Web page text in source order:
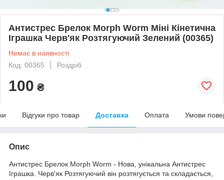
Антистрес Брелок Morph Worm Міні Кінетична
Іграшка Черв'як Розтягуючий Зелений (00365)
Немає в наявності
Код: 00365
Роздріб
100 ₴
Відгуки про товар Доставка Оплата Умови
Опис
Антистрес Брелок Morph Worm - Нова, унікальна Антистрес
Іграшка. Черв'як Розтягуючий він розтягується та складається,